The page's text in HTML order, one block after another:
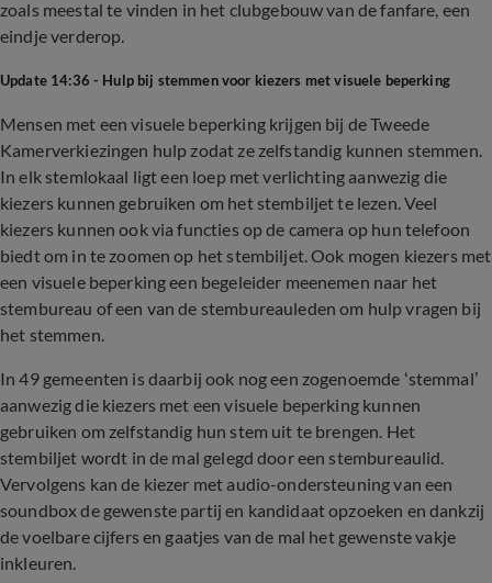
zoals meestal te vinden in het clubgebouw van de fanfare, een
eindje verderop.
Update 14:36 - Hulp bij stemmen voor kiezers met visuele beperking
Mensen met een visuele beperking krijgen bij de Tweede
Kamerverkiezingen hulp zodat ze zelfstandig kunnen stemmen.
In elk stemlokaal ligt een loep met verlichting aanwezig die
kiezers kunnen gebruiken om het stembiljet te lezen. Veel
kiezers kunnen ook via functies op de camera op hun telefoon
biedt om in te zoomen op het stembiljet. Ook mogen kiezers met
een visuele beperking een begeleider meenemen naar het
stembureau of een van de stembureauleden om hulp vragen bij
het stemmen.
In 49 gemeenten is daarbij ook nog een zogenoemde ‘stemmal’
aanwezig die kiezers met een visuele beperking kunnen
gebruiken om zelfstandig hun stem uit te brengen. Het
stembiljet wordt in de mal gelegd door een stembureaulid.
Vervolgens kan de kiezer met audio-ondersteuning van een
soundbox de gewenste partij en kandidaat opzoeken en dankzij
de voelbare cijfers en gaatjes van de mal het gewenste vakje
inkleuren.